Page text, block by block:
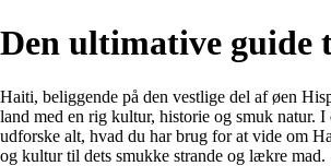
Den ultimative
Haiti, beliggende på den vestlige del af øen
land med en rig kultur, historie og smuk natur.
udforske alt, hvad du har brug for at vide om
og kultur til dets smukke strande og lækre mad.